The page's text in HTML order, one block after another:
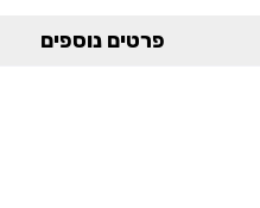
פרטים נוספים